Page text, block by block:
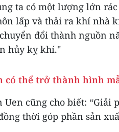
ta có một lượng lớn
lấp và thải ra khí nhà
đổi thành nguồn
hủy kỵ khí."
có thể trở thành hình
Uen cũng cho biết:
thời góp phần sản